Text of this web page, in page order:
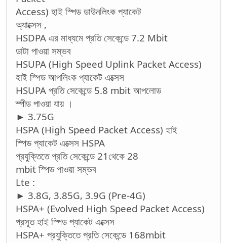
Access) হাই স্পিড ডাউনলিংক প্যাকেট
অ্যাক্সেস ,
HSDPA এর মাধ্যমে প্রতি সেকেন্ডে 7.2 Mbit
ডাটা পাওয়া সম্ভব
HSUPA (High Speed Uplink Packet Access)
হাই স্পিড আপলিংক প্যাকেট এক্সেস
HSUPA প্রতি সেকেন্ডে 5.8 mbit আপলোড
স্পীড পাওয়া যায় ।
► 3.75G
HSPA (High Speed Packet Access) হাই
স্পিড প্যাকেট এক্সেস HSPA
প্রযুক্তিতে প্রতি সেকেন্ডে 21থেকে 28
mbit স্পিড পাওয়া সম্ভব
Lte :
► 3.8G, 3.85G, 3.9G (Pre-4G)
HSPA+ (Evolved High Speed Packet Access)
প্রসূত হাই স্পিড প্যাকেট এক্সেস
HSPA+ প্রযুক্তিতে প্রতি সেকেন্ডে 168mbit